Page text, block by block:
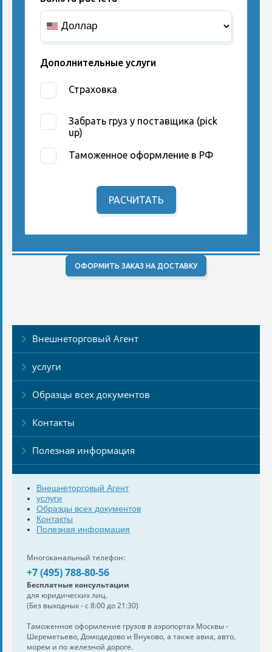
Дополнительные услуги
Страховка
Забрать груз у поставщика (pick
up)
Таможенное оформление в РФ
РАСЧИТАТЬ
ОФОРМИТЬ ЗАКАЗ НА ДОСТАВКУ
Внешнеторговый Агент
услуги
Образцы всех документов
Контакты
Полезная информация
Внешнеторговый Агент
услуги
Образцы всех документов
Контакты
Полезная информация
Многоканальный телефон:
+7 (495) 788-80-56
Бесплатные консультации
для юридических лиц.
(Без выходных - с 8:00 до 21:30)
Таможенное оформление грузов в аэропортах Москвы -
Шереметьево, Домодедово и Внуково, а также авиа, авто,
морем и по железной дороге.